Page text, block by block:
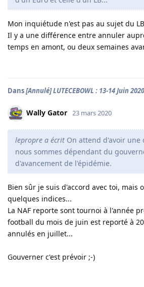
Mon inquiétude n'est pas au sujet du
Il y a une différence entre annuler
temps en amont, ou deux semaines
Dans[Annulé] LUTECEBOWL : 13-14 Juin 2020
Wally Gator 23 mars 2020
lepropre a écrit On attend d'avoir une
nous sommes dépendant du
d'avancement de l'épidémie.
Bien sûr je suis d'accord avec toi, mais
quelques indices...
La NAF reporte sont tournoi à l'année
football du mois de juin est reporté à
annulés en juillet...
Gouverner c'est prévoir ;-)